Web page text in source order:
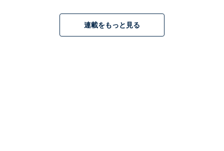
連載をもっと見る